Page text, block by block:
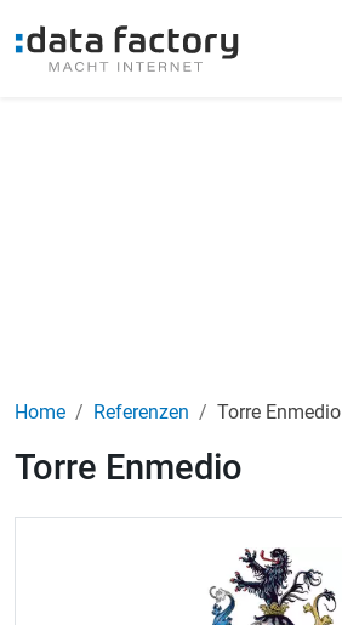
Home Referenzen Torre Enmedio
Torre Enmedio